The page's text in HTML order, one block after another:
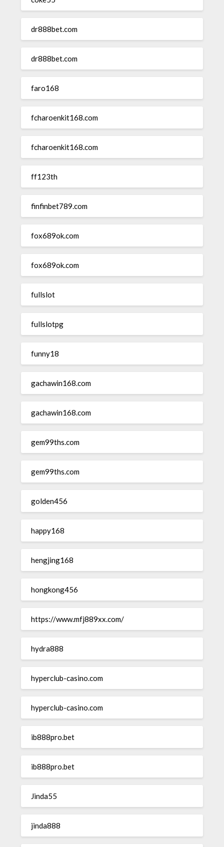
dr888bet.com
dr888bet.com
faro168
fcharoenkit168.com
fcharoenkit168.com
ff123th
finfinbet789.com
fox689ok.com
fox689ok.com
fullslot
fullslotpg
funny18
gachawin168.com
gachawin168.com
gem99ths.com
gem99ths.com
golden456
happy168
hengjing168
hongkong456
https://www.mfj889xx.com/
hydra888
hyperclub-casino.com
hyperclub-casino.com
ib888pro.bet
ib888pro.bet
Jinda55
jinda888